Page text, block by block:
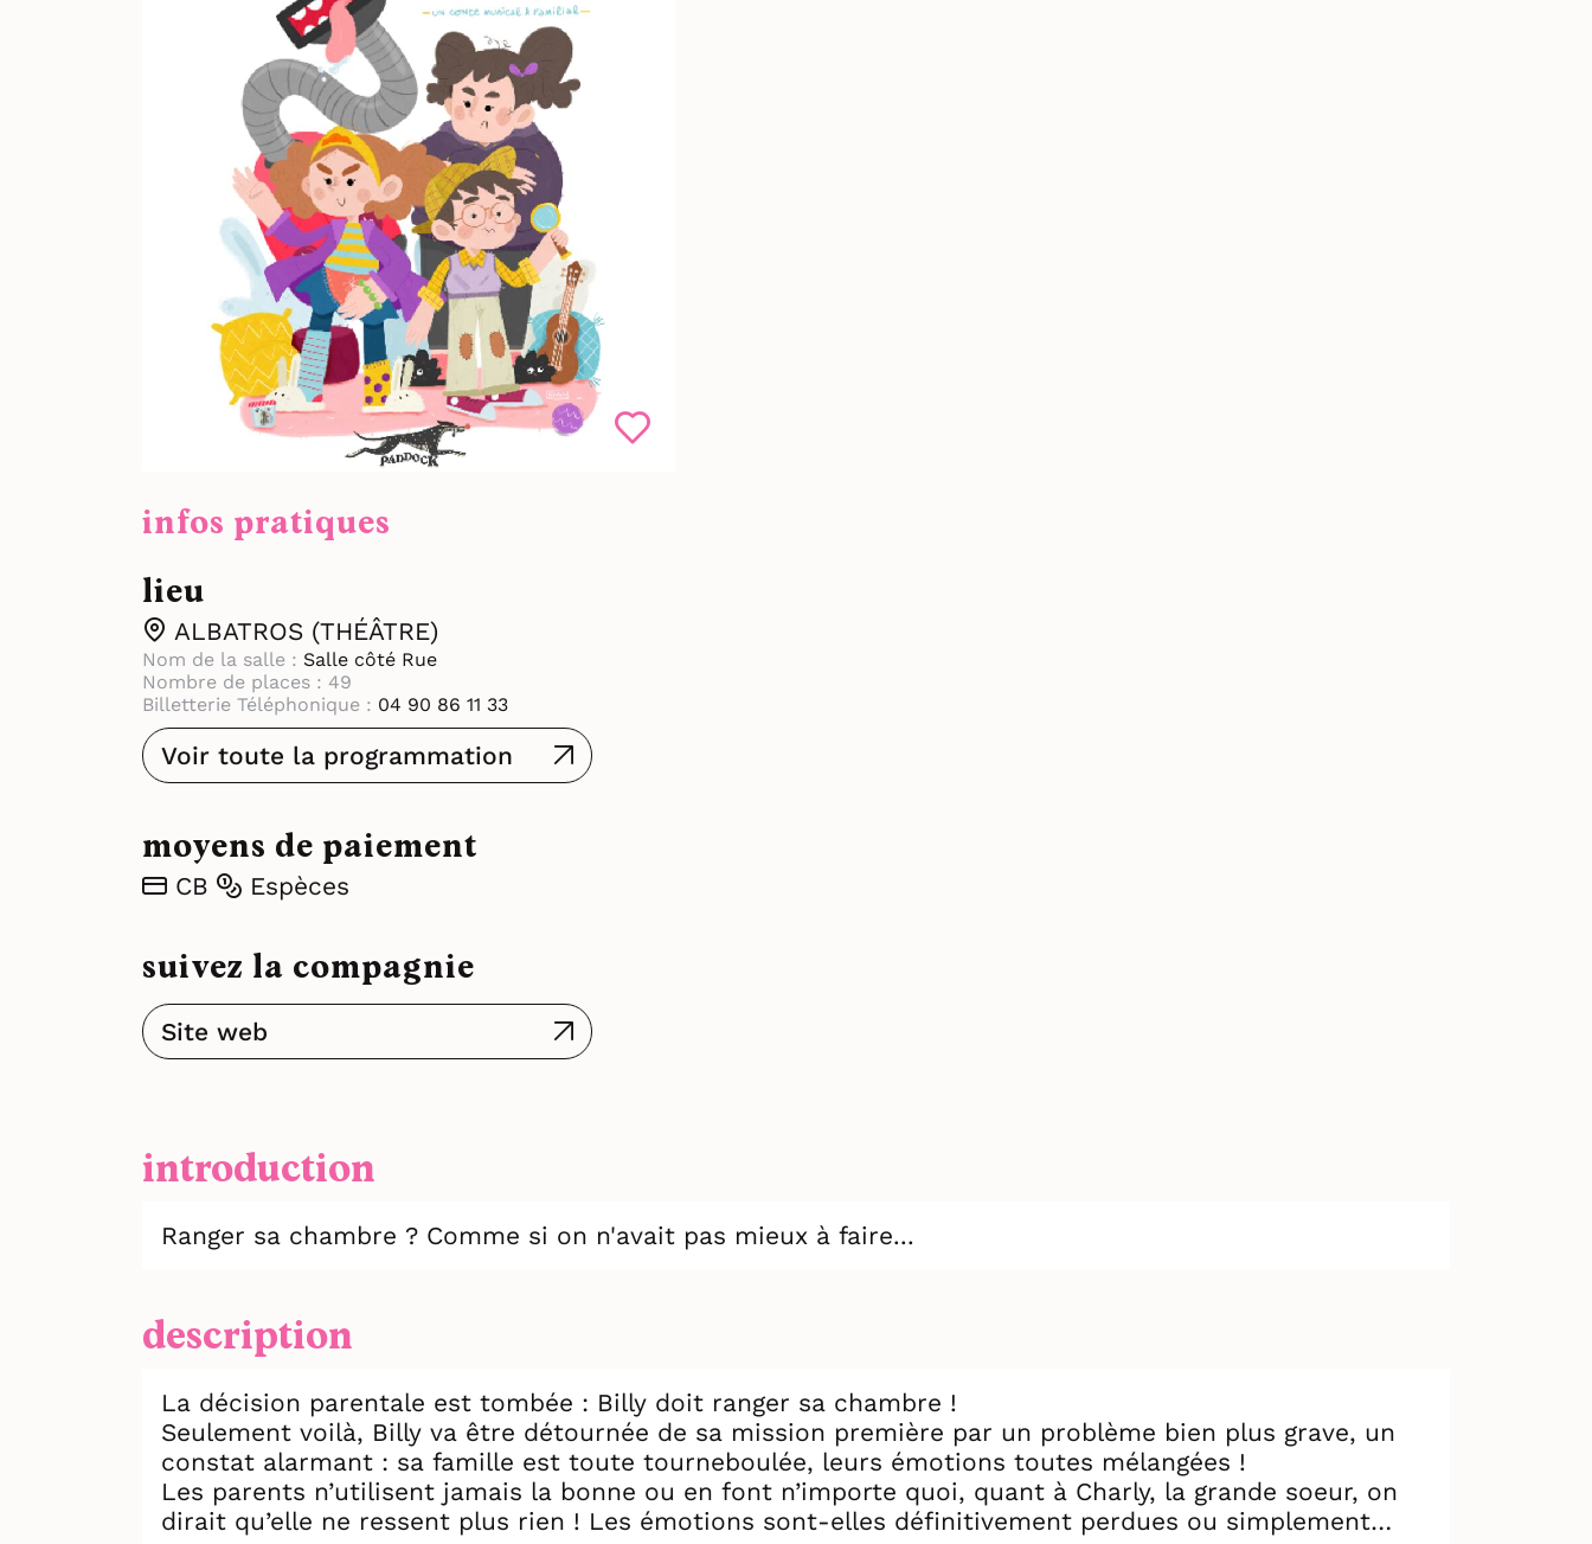
infos pratiques
lieu
ALBATROS (THÉÂTRE)
Nom de la salle : Salle côté Rue
Nombre de places : 49
Billetterie Téléphonique : 04 90 86 11 33
Voir toute la programmation
moyens de paiement
CB Espèces
suivez la compagnie
Site web
introduction
Ranger sa chambre ? Comme si on n'avait pas mieux à faire...
description
La décision parentale est tombée : Billy doit ranger sa chambre !
Seulement voilà, Billy va être détournée de sa mission première par un problème bien plus grave, un
constat alarmant : sa famille est toute tourneboulée, leurs émotions toutes mélangées !
Les parents n’utilisent jamais la bonne ou en font n’importe quoi, quant à Charly, la grande soeur, on
dirait qu’elle ne ressent plus rien ! Les émotions sont-elles définitivement perdues ou simplement